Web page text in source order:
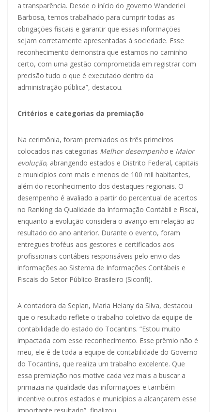
a transparência. Desde o início do governo Wanderlei
Barbosa, temos trabalhado para cumprir todas as
obrigações fiscais e garantir que essas informações
sejam corretamente apresentadas à sociedade. Esse
reconhecimento demonstra que estamos no caminho
certo, com uma gestão comprometida em registrar com
precisão tudo o que é executado dentro da
administração pública”, destacou.
Critérios e categorias da premiação
Na cerimônia, foram premiados os três primeiros
colocados nas categorias Melhor desempenhoe Maior
evolução, abrangendo estados e Distrito Federal, capitais
e municípios com mais e menos de 100 mil habitantes,
além do reconhecimento dos destaques regionais. O
desempenho é avaliado a partir do percentual de acertos
no Ranking da Qualidade da Informação Contábil e Fiscal,
enquanto a evolução considera o avanço em relação ao
resultado do ano anterior. Durante o evento, foram
entregues troféus aos gestores e certificados aos
profissionais contábeis responsáveis pelo envio das
informações ao Sistema de Informações Contábeis e
Fiscais do Setor Público Brasileiro (Siconfi).
A contadora da Seplan, Maria Helany da Silva, destacou
que o resultado reflete o trabalho coletivo da equipe de
contabilidade do estado do Tocantins. “Estou muito
impactada com esse reconhecimento. Esse prêmio não é
meu, ele é de toda a equipe de contabilidade do Governo
do Tocantins, que realiza um trabalho excelente. Que
essa premiação nos motive cada vez mais a buscar a
primazia na qualidade das informações e também
incentive outros estados e municípios a alcançarem esse